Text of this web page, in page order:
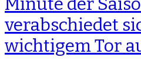
verabschiedet
wichtigem Tor